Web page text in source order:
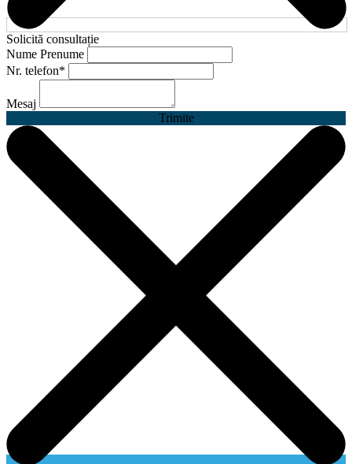
Solicită consultație
Nume Prenume
Nr. telefon*
Mesaj
Trimite